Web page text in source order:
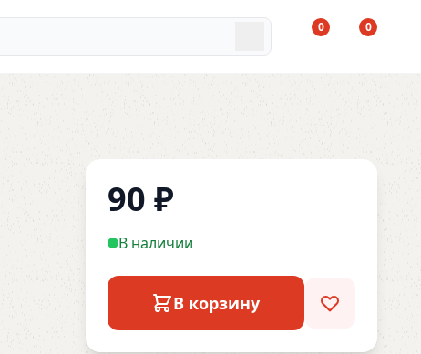
0 0
90 ₽
В наличии
В корзину